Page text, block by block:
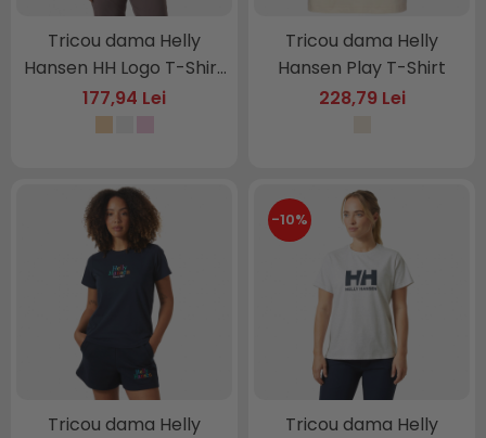
Tricou dama Helly
Hansen HH Logo T-Shirt
2
177,94 Lei
Tricou dama Helly
Hansen Play T-Shirt
228,79 Lei
Tricou dama Helly
-10%
Tricou dama Helly